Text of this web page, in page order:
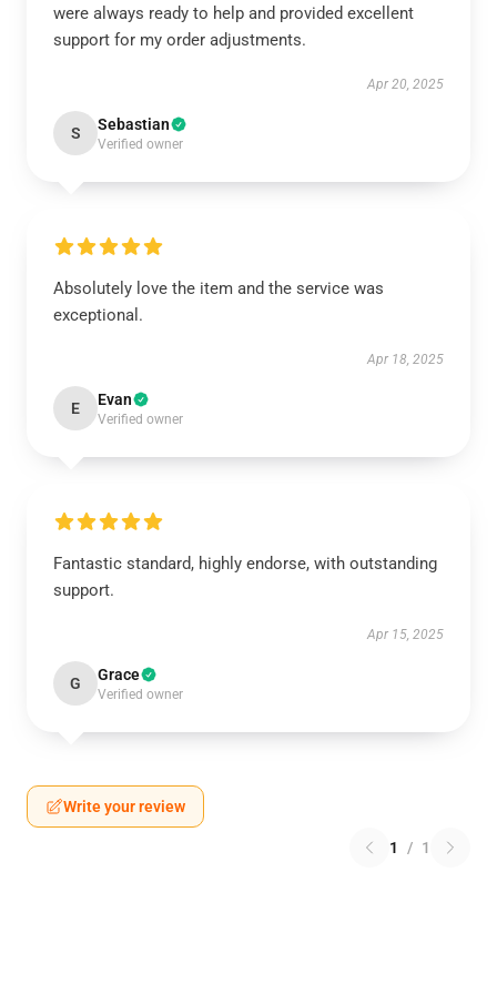
were always ready to help and provided excellent
support for my order adjustments.
Apr 20, 2025
S Sebastian
Verified owner
Absolutely love the item and the service was
exceptional.
Apr 18, 2025
E Evan
Verified owner
Fantastic standard, highly endorse, with outstanding
support.
Apr 15, 2025
G Grace
Verified owner
Write your review
1 / 1